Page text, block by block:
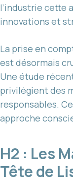
l’industrie cette
innovations et
La prise en
est désormais
Une étude
privilégient des
responsables.
approche
H2 : Les
Tête de